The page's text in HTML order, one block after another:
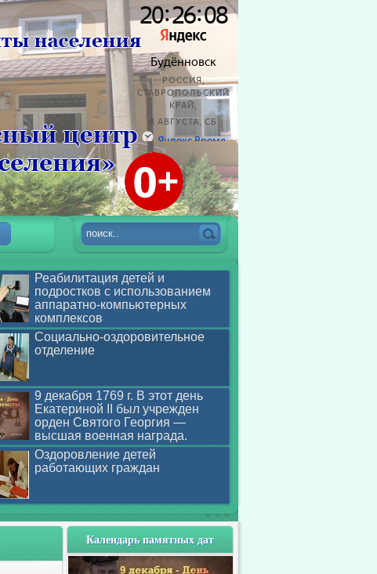
Реабилитация детей и
подростков с использованием
аппаратно-компьютерных
комплексов
Социально-оздоровительное
отделение
9 декабря 1769 г. В этот день
Екатериной II был учрежден
орден Святого Георгия —
высшая военная награда.
Оздоровление детей
работающих граждан
Календарь памятных дат